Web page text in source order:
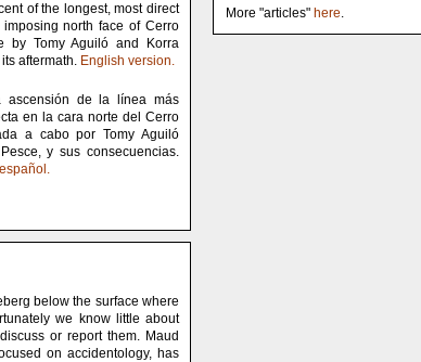
of the longest, most direct
imposing north face of Cerro
by Tomy Aguiló and Korra
aftermath. English version.
ascensión de la línea más
en la cara norte del Cerro
a cabo por Tomy Aguiló
y sus consecuencias.
below the surface where
we know little about
or report them. Maud
on accidentology, has
More "articles" here.